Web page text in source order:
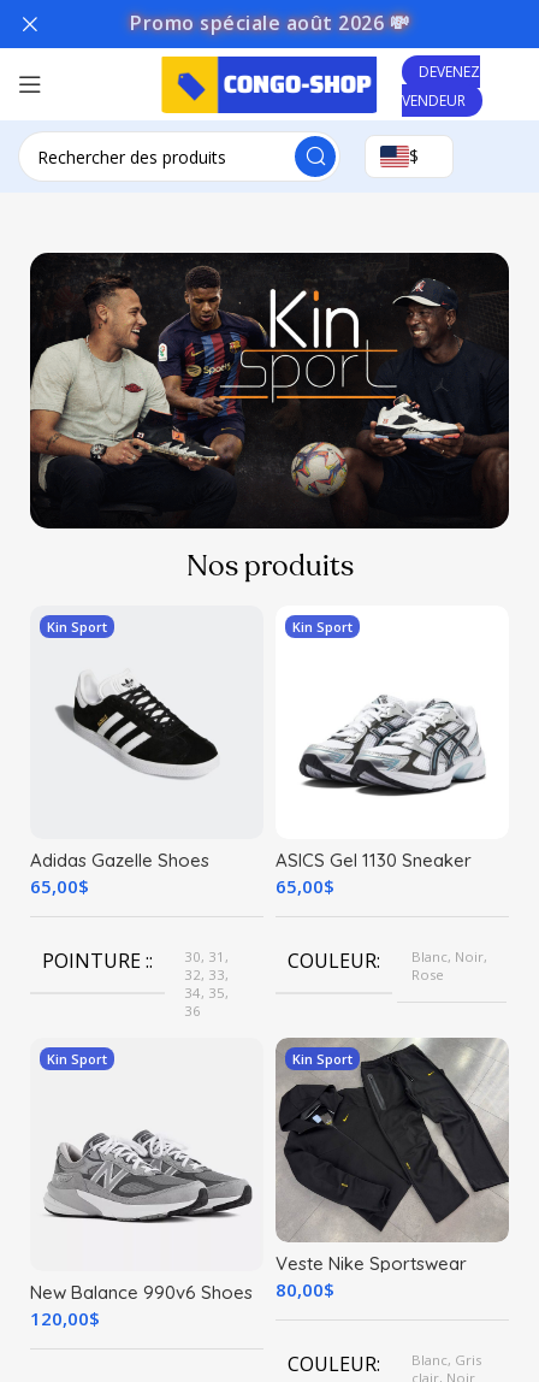
DEVENEZ
VENDEUR
$
Nos produits
Kin Sport
Adidas Gazelle Shoes
65,00$
POINTURE :
30, 31,
32, 33,
34, 35,
36
Kin Sport
ASICS Gel 1130 Sneaker
65,00$
COULEUR
Blanc, Noir,
Rose
POINTURE :
30, 31,
32, 33,
34, 35,
Kin Sport
New Balance 990v6 Shoes
120,00$
Kin Sport
Veste Nike Sportswear
Tech Fleece Windrunner
80,00$
COULEUR
Blanc, Gris
clair, Noir
Promo spéciale août 2026 💸